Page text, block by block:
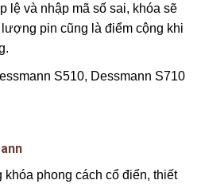
lệ và nhập mã số sai, khóa sẽ
pin cũng là điểm cộng khi
S510, Dessmann S710
khóa phong cách cổ điển, thiết